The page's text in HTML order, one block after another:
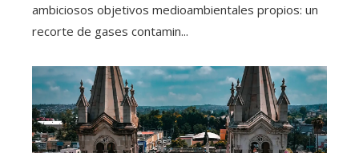
ambiciosos objetivos medioambientales propios: un
recorte de gases contamin...